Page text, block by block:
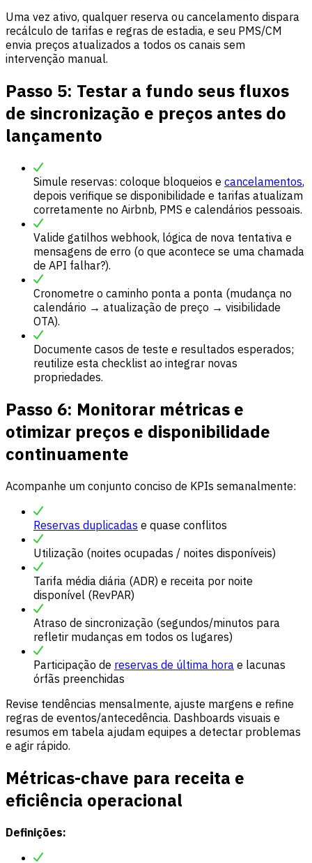
Uma vez ativo, qualquer reserva ou cancelamento dispara
recálculo de tarifas e regras de estadia, e seu PMS/CM
envia preços atualizados a todos os canais sem
intervenção manual.
Passo 5: Testar a fundo seus fluxos
de sincronização e preços antes do
lançamento
Simule reservas: coloque bloqueios e cancelamentos,
depois verifique se disponibilidade e tarifas atualizam
corretamente no Airbnb, PMS e calendários pessoais.
Valide gatilhos webhook, lógica de nova tentativa e
mensagens de erro (o que acontece se uma chamada
de API falhar?).
Cronometre o caminho ponta a ponta (mudança no
calendário → atualização de preço → visibilidade
OTA).
Documente casos de teste e resultados esperados;
reutilize esta checklist ao integrar novas
propriedades.
Passo 6: Monitorar métricas e
otimizar preços e disponibilidade
continuamente
Acompanhe um conjunto conciso de KPIs semanalmente:
Reservas duplicadas e quase conflitos
Utilização (noites ocupadas / noites disponíveis)
Tarifa média diária (ADR) e receita por noite
disponível (RevPAR)
Atraso de sincronização (segundos/minutos para
refletir mudanças em todos os lugares)
Participação de reservas de última hora e lacunas
órfãs preenchidas
Revise tendências mensalmente, ajuste margens e refine
regras de eventos/antecedência. Dashboards visuais e
resumos em tabela ajudam equipes a detectar problemas
e agir rápido.
Métricas-chave para receita e
eficiência operacional
Definições: